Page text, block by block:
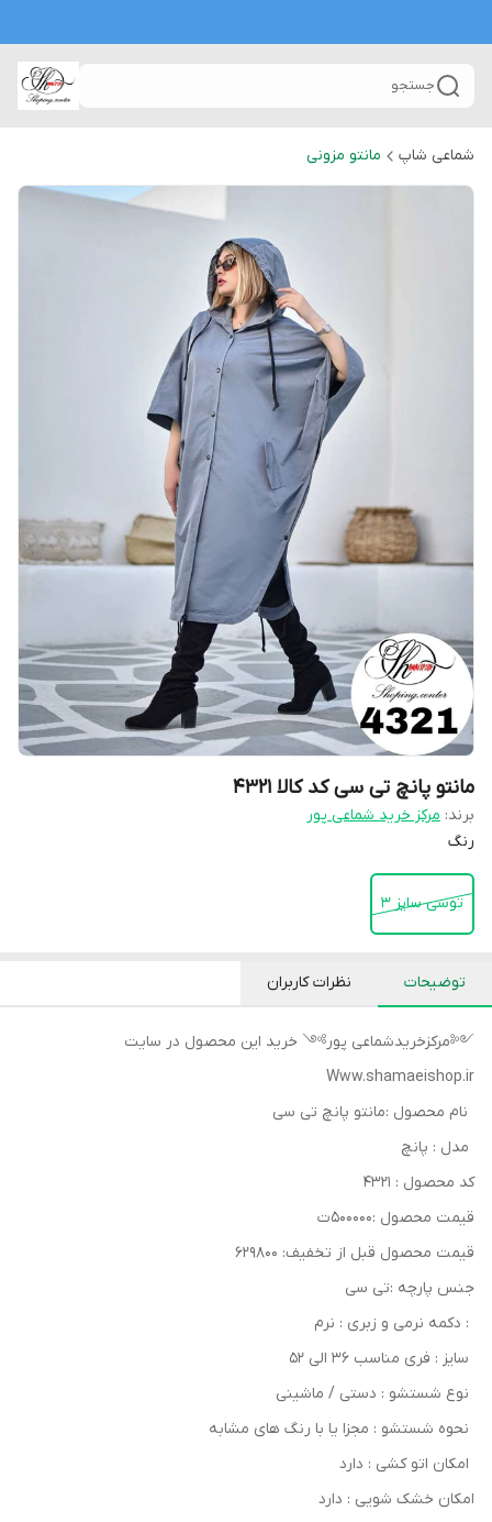
جستجو
شماعی شاپ مانتو مزونی
مانتو پانچ تی سی کد کالا ۴۳۲۱
برند: مرکز خرید شماعی پور
رنگ
توسی سایز ۳
توضیحات نظرات کاربران
༺مرکزخریدشماعی پور༻ خرید این محصول در سایت
Www.shamaeishop.ir
نام محصول :مانتو پانچ تی سی
مدل : پانچ
کد محصول : ۴۳۲۱
قیمت محصول :۵۰۰۰۰۰ت
قیمت محصول قبل از تخفیف: ۶۲۹۸۰۰
جنس پارچه :تی سی
: دکمه نرمی و زبری : نرم
سایز : فری مناسب 36 الی 52
نوع شستشو : دستی / ماشینی
نحوه شستشو : مجزا یا با رنگ های مشابه
امکان اتو کشی : دارد
امکان خشک‌ شویی : دارد